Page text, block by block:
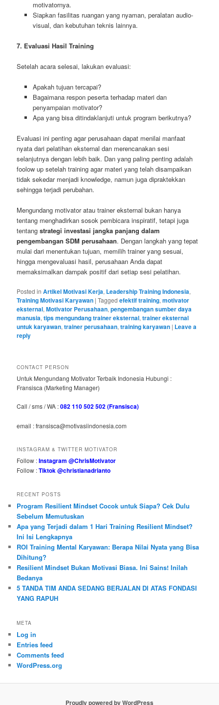
motivatornya.
Siapkan fasilitas ruangan yang nyaman, peralatan audio-
visual, dan kebutuhan teknis lainnya.
7. Evaluasi Hasil Training
Setelah acara selesai, lakukan evaluasi:
Apakah tujuan tercapai?
Bagaimana respon peserta terhadap materi dan
penyampaian motivator?
Apa yang bisa ditindaklanjuti untuk program berikutnya?
Evaluasi ini penting agar perusahaan dapat menilai manfaat
nyata dari pelatihan eksternal dan merencanakan sesi
selanjutnya dengan lebih baik. Dan yang paling penting adalah
foolow up setelah training agar materi yang telah disampaikan
tidak sekedar menjadi knowledge, namun juga dipraktekkan
sehingga terjadi perubahan.
Mengundang motivator atau trainer eksternal bukan hanya
tentang menghadirkan sosok pembicara inspiratif, tetapi juga
tentangstrategi investasi jangka panjang dalam
pengembangan SDM perusahaan. Dengan langkah yang tepat
mulai dari menentukan tujuan, memilih trainer yang sesuai,
hingga mengevaluasi hasil, perusahaan Anda dapat
memaksimalkan dampak positif dari setiap sesi pelatihan.
Posted in Artikel Motivasi Kerja, Leadership Training Indonesia,
Training Motivasi Karyawan |Tagged efektif training,motivator
eksternal,Motivator Perusahaan,pengembangan sumber daya
manusia,tips mengundang trainer eksternal,trainer eksternal
untuk karyawan,trainer perusahaan,training karyawan | Leave a
reply
CONTACT PERSON
Untuk Mengundang Motivator Terbaik Indonesia Hubungi :
Fransisca (Marketing Manager)
Call / sms / WA :082 110 502 502 (Fransisca)
email : fransisca@motivasiindonesia.com
INSTAGRAM & TWITTER MOTIVATOR
Follow :Instagram @ChrisMotivator
Follow :Tiktok @christianadrianto
RECENT POSTS
Program Resilient Mindset Cocok untuk Siapa? Cek Dulu
Sebelum Memutuskan
Apa yang Terjadi dalam 1 Hari Training Resilient Mindset?
Ini Isi Lengkapnya
ROI Training Mental Karyawan: Berapa Nilai Nyata yang Bisa
Dihitung?
Resilient Mindset Bukan Motivasi Biasa. Ini Sains! Inilah
Bedanya
5 TANDA TIM ANDA SEDANG BERJALAN DI ATAS FONDASI
YANG RAPUH
META
Log in
Entries feed
Comments feed
WordPress.org
Proudly powered by WordPress